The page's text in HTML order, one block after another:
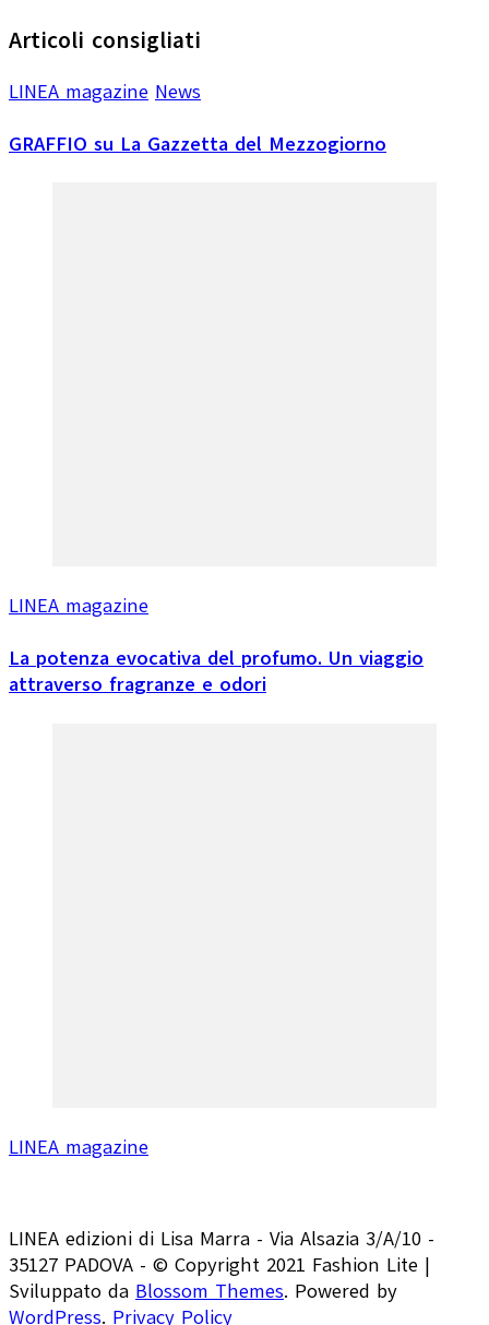
Articoli consigliati
LINEA magazine News
GRAFFIO su La Gazzetta del Mezzogiorno
LINEA magazine
La potenza evocativa del profumo. Un viaggio
attraverso fragranze e odori
LINEA magazine
LINEA edizioni di Lisa Marra - Via Alsazia 3/A/10 -
35127 PADOVA - © Copyright 2021 Fashion Lite |
Sviluppato da Blossom Themes. Powered by
WordPress. Privacy Policy